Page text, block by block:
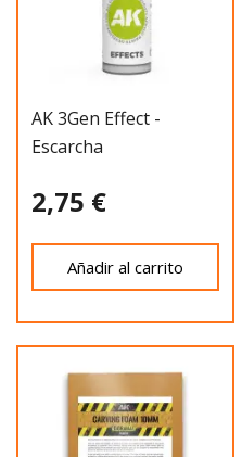
AK 3Gen Effect -
Escarcha
2,75 €
Añadir al carrito